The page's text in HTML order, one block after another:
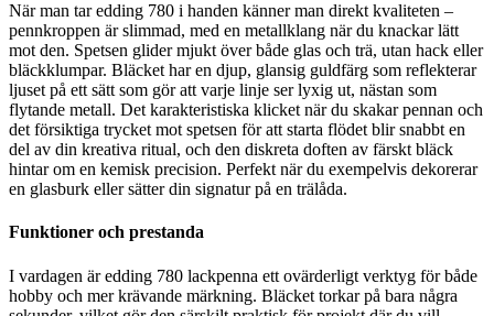
När man tar edding 780 i handen känner man direkt kvaliteten –
pennkroppen är slimmad, med en metallklang när du knackar lätt
mot den. Spetsen glider mjukt över både glas och trä, utan hack eller
bläckklumpar. Bläcket har en djup, glansig guldfärg som reflekterar
ljuset på ett sätt som gör att varje linje ser lyxig ut, nästan som
flytande metall. Det karakteristiska klicket när du skakar pennan och
det försiktiga trycket mot spetsen för att starta flödet blir snabbt en
del av din kreativa ritual, och den diskreta doften av färskt bläck
hintar om en kemisk precision. Perfekt när du exempelvis dekorerar
en glasburk eller sätter din signatur på en trälåda.
Funktioner och prestanda
I vardagen är edding 780 lackpenna ett ovärderligt verktyg för både
hobby och mer krävande märkning. Bläcket torkar på bara några